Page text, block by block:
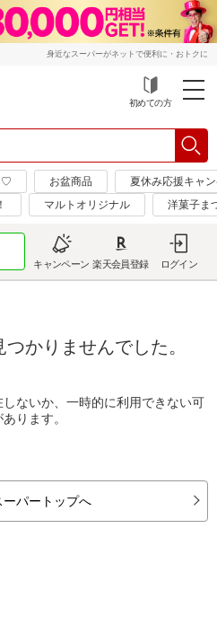
身近なスーパーがネットで便利に・おトクに
初めての方
♡ お盆商品
夏休み応援キャ
マルトオリジナル 洋菓子ま
キャンペーン 楽天会員登録 ログイン
かりませんでした。
ないか、一時的に利用できない可
ります。
ーパートップへ